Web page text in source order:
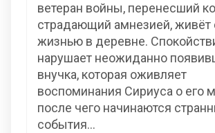
ветеран войны, перенесший
страдающий амнезией, живёт
жизнью в деревне.
нарушает неожиданно
внучка, которая оживляет
воспоминания Сириуса о его
после чего начинаются
события...